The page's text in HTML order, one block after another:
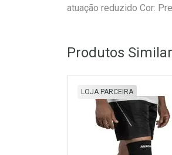
atuação reduzido Cor:
Produtos
LOJA PARCEIRA